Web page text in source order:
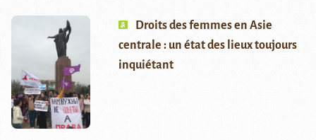
Droits des femmes en Asie
centrale : un état des lieux toujours
inquiétant